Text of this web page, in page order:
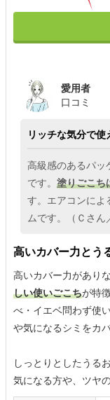
愛用者
口コミ
リッチな気分で
高級感のあるパッ
です。 塗りごこち
す。エアコンによ
ムです。（Ｃさん
高いカバー力とう
高いカバー力がありな
しい使いごこちが特
べ・イエベ問わず使
や気になるシミをカ
しっとりとしたうる
気になる方や、ツヤ